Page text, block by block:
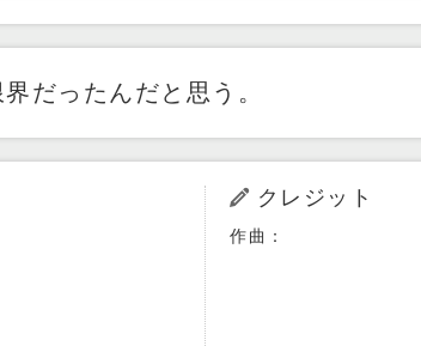
だったんだと思う。
クレジット
作曲：